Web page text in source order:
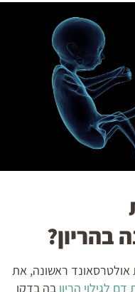
בהריון?
ראשונה, את
לגילוי הריון בה בדקו